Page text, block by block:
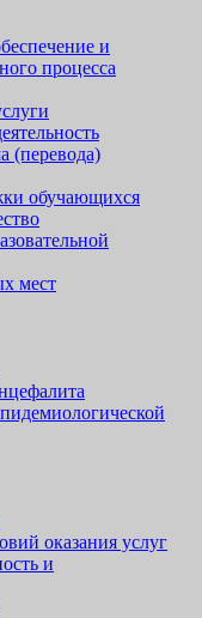
и
процесса
(перевода)
обучающихся
мест
оказания услуг
и